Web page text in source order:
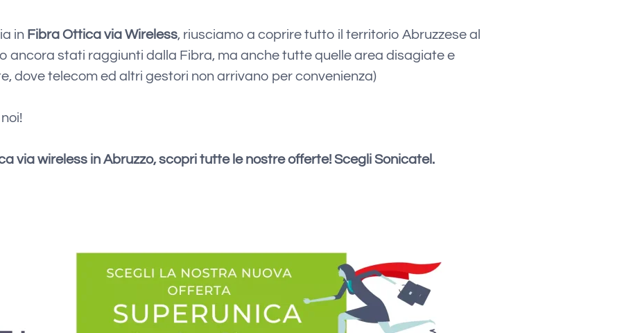
in Fibra Ottica via Wireless, riusciamo a coprire tutto il territorio Abruzzese al
ancora stati raggiunti dalla Fibra, ma anche tutte quelle area disagiate e
dove telecom ed altri gestori non arrivano per convenienza)
via wireless in Abruzzo, scopri tutte le nostre offerte! Scegli Sonicatel.